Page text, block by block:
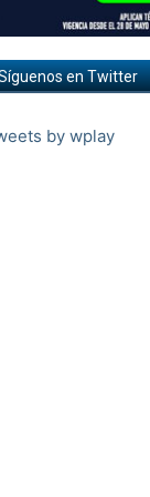
en Twitter
by wplay